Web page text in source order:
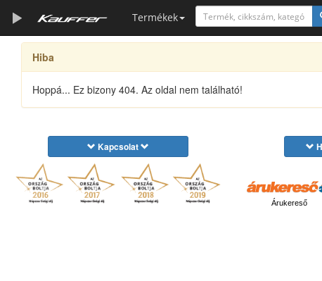
Termékek
Szerszámkatalógus
Kosár
Alkatrészek
Hiba
Hoppá... Ez bizony 404. Az oldal nem található!
Kapcsolat
Árukereső